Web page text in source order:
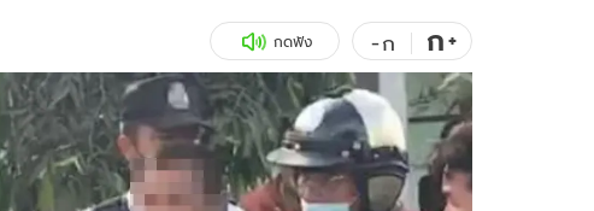
เที่ยว-กิน
Tasteful Thailand
Sanook Choice
WeTV
Exclusive WeTV
นิยาย
ยลได้ที่
กดฟัง -ก ก+